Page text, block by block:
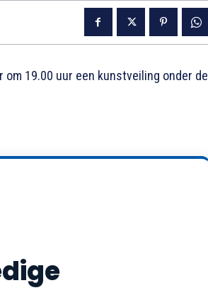
om 19.00 uur een kunstveiling onder de